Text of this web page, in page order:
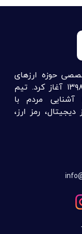
حوزه ارزهای
دیجیتال، فعالیت خود را از تیر ماه ۱۳۹۸ آغاز کرد. تیم
آشنایی مردم با
رمز ارز،